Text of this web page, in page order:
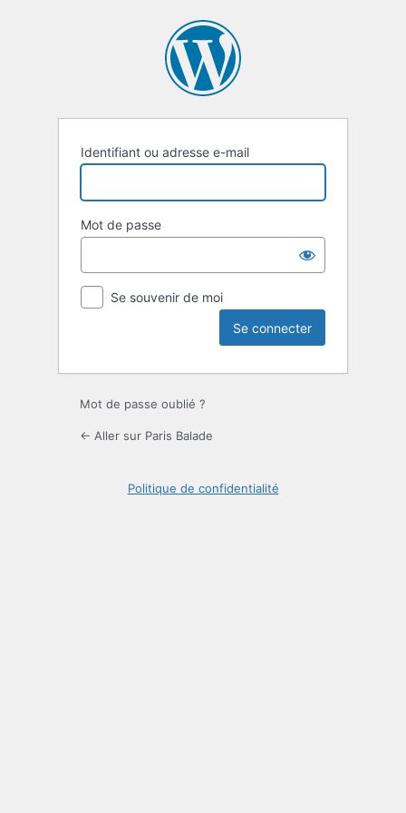
Identifiant ou adresse e-mail
Mot de passe
Se souvenir de moi
Mot de passe oublié ?
← Aller sur Paris Balade
Politique de confidentialité